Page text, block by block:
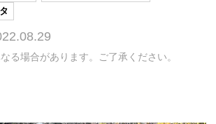
る場合があります。ご了承ください。